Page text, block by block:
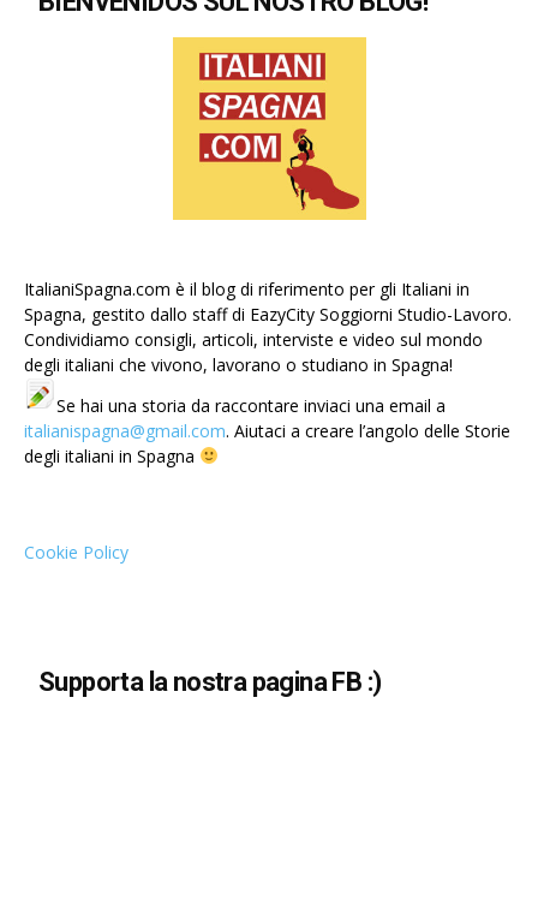
ItalianiSpagna.com è il blog di riferimento per gli Italiani in
Spagna, gestito dallo staff di EazyCity Soggiorni Studio-Lavoro.
Condividiamo consigli, articoli, interviste e video sul mondo
degli italiani che vivono, lavorano o studiano in Spagna!
Se hai una storia da raccontare inviaci una email a
italianispagna@gmail.com. Aiutaci a creare l’angolo delle Storie
degli italiani in Spagna
Cookie Policy
Supporta la nostra pagina FB :)